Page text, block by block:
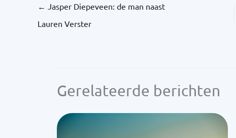
← Jasper Diepeveen: de man naast
Lauren Verster
Gerelateerde berichten